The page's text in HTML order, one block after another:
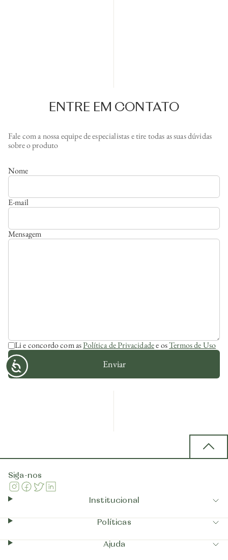
ENTRE EM CONTATO
Fale com a nossa equipe de especialistas e tire todas as suas dúvidas
sobre o produto
Nome
E-mail
Mensagem
Li e concordo com asPolítica de Privacidadee osTermos de Uso
Enviar
Siga-nos
Instagram
Facebook
Twitter
Institucional
Políticas
Ajuda